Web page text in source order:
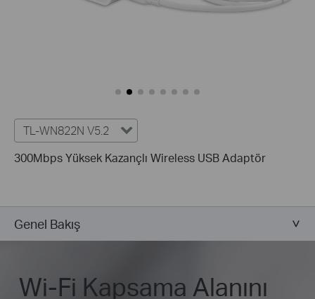
TL-WN822N V5.2
300Mbps Yüksek Kazançlı Wireless USB Adaptör
Genel Bakış
Wi-Fi Kapsama Alanını